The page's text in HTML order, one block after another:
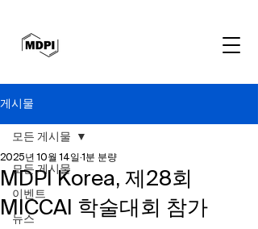
게시물
모든 게시물
이벤트
뉴스
모든 게시물
MDPI Korea, 제28회
MICCAI 학술대회 참가
2025년 10월 14일 1분 분량